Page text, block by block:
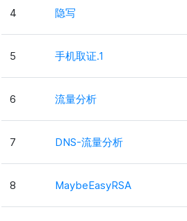
4 隐写
5 手机取证.1
6 流量分析
7 DNS-流量分析
8 MaybeEasyRSA